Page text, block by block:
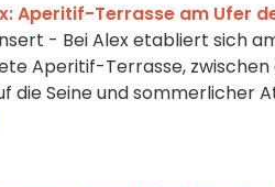
Aperitif-Terrasse am Ufer
- Bei Alex etabliert sich
Aperitif-Terrasse,
die Seine und sommerlicher